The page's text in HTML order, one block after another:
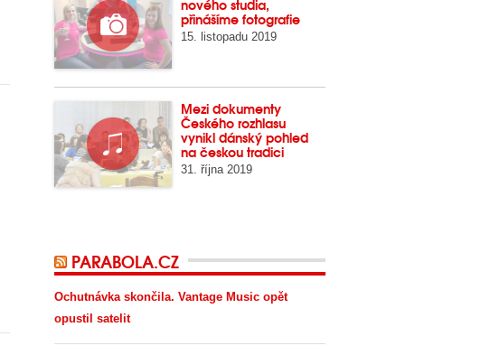
nového studia,
přinášíme fotografie
15. listopadu 2019
Mezi dokumenty
Českého rozhlasu
vynikl dánský pohled
na českou tradici
31. října 2019
PARABOLA.CZ
Ochutnávka skončila. Vantage Music opět
opustil satelit